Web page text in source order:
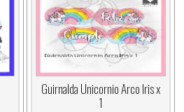
Guirnalda Unicornio Arco Iris x
1